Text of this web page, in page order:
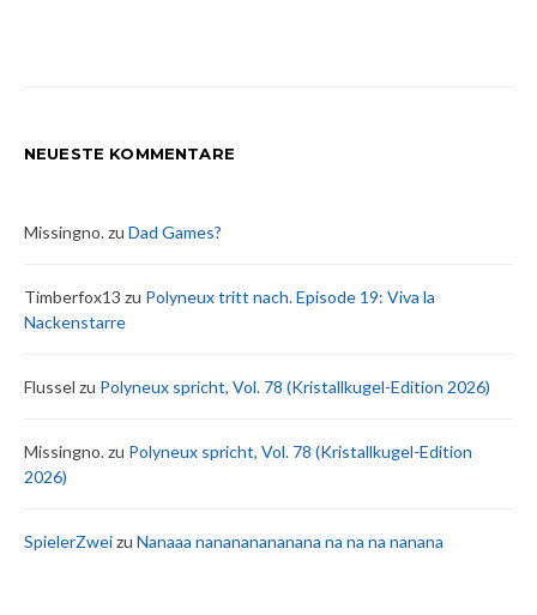
NEUESTE KOMMENTARE
Missingno.zu Dad Games?
Timberfox13 zu Polyneux tritt nach. Episode 19: Viva la
Nackenstarre
Flussel zu Polyneux spricht, Vol. 78 (Kristallkugel-Edition 2026)
Missingno.zu Polyneux spricht, Vol. 78 (Kristallkugel-Edition
2026)
SpielerZweizu Nanaaa nanananananana na na na nanana